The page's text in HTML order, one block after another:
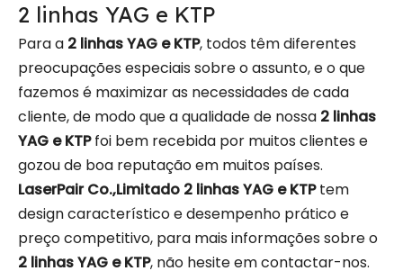
2 linhas YAG e KTP
Para a 2 linhas YAG e KTP, todos têm diferentes
preocupações especiais sobre o assunto, e o que
fazemos é maximizar as necessidades de cada
cliente, de modo que a qualidade de nossa 2 linhas
YAG e KTPfoi bem recebida por muitos clientes e
gozou de boa reputação em muitos países.
LaserPair Co.,Limitado 2 linhas YAG e KTPtem
design característico e desempenho prático e
preço competitivo, para mais informações sobre o
2 linhas YAG e KTP, não hesite em contactar-nos.